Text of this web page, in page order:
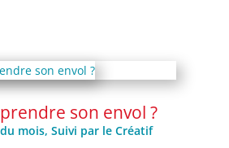
son envol ?
mois, Suivi par le Créatif